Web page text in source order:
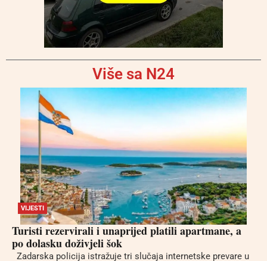
Više sa N24
VIJESTI
Turisti rezervirali i unaprijed platili apartmane, a
po dolasku doživjeli šok
Zadarska policija istražuje tri slučaja internetske prevare u